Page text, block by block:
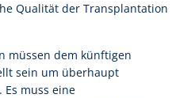
Qualität der Transplantation
müssen dem künftigen
sein um überhaupt
muss eine